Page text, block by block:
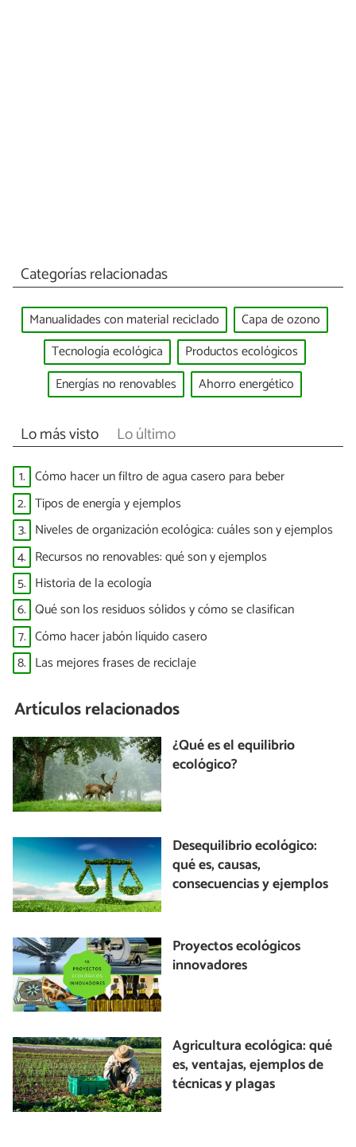
Categorías relacionadas
Manualidades con material reciclado
Capa de ozono
Tecnología ecológica
Productos ecológicos
Energías no renovables
Ahorro energético
Lo más visto Lo último
1. Cómo hacer un filtro de agua casero para beber
2. Tipos de energía y ejemplos
3. Niveles de organización ecológica: cuáles son y ejemplos
4. Recursos no renovables: qué son y ejemplos
5. Historia de la ecología
6. Qué son los residuos sólidos y cómo se clasifican
7. Cómo hacer jabón líquido casero
8. Las mejores frases de reciclaje
Artículos relacionados
¿Qué es el equilibrio
ecológico?
Desequilibrio ecológico:
qué es, causas,
consecuencias y ejemplos
Proyectos ecológicos
innovadores
Agricultura ecológica: qué
es, ventajas, ejemplos de
técnicas y plagas